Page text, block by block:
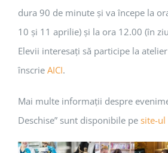
dura 90 de minute și va începe la
10 și 11 aprilie) și la ora 12.00 (în
Elevii interesați să participe la
înscrie AICI.
Mai multe informații despre
Deschise” sunt disponibile pe site-ul